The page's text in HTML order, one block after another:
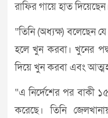
রাফির গায়ে হাত
“তিনি (অধ্যক্ষ) বলেছেন
হলে খুন করবা। খুনের
দিয়ে খুন করবা এবং
“এ নির্দেশের পর বাকী
করেছে। তিনি